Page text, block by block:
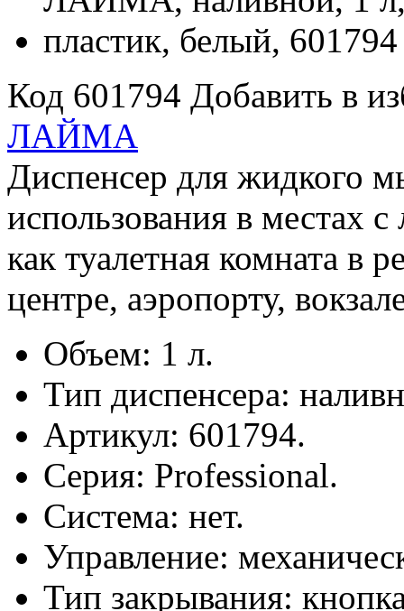
Код 601794 Добавить в
ЛАЙМА
Диспенсер для жидкого
использования в местах
как туалетная комната в
центре, аэропорту,
Объем: 1 л.
Тип диспенсера:
Артикул: 601794.
Серия: Professional.
Система: нет.
Управление:
Тип закрывания: